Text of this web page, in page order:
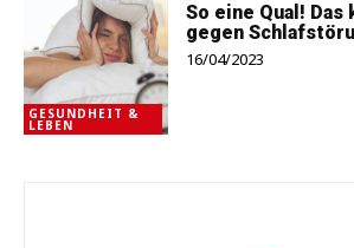
GESUNDHEIT &
LEBEN
So eine Qual! Das
gegen
16/04/2023